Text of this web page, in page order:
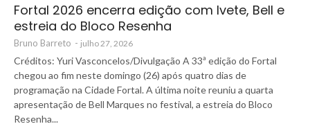
Fortal 2026 encerra edição com Ivete, Bell e
estreia do Bloco Resenha
Bruno Barreto - julho 27, 2026
Créditos: Yuri Vasconcelos/Divulgação A 33ª edição do Fortal
chegou ao fim neste domingo (26) após quatro dias de
programação na Cidade Fortal. A última noite reuniu a quarta
apresentação de Bell Marques no festival, a estreia do Bloco
Resenha...